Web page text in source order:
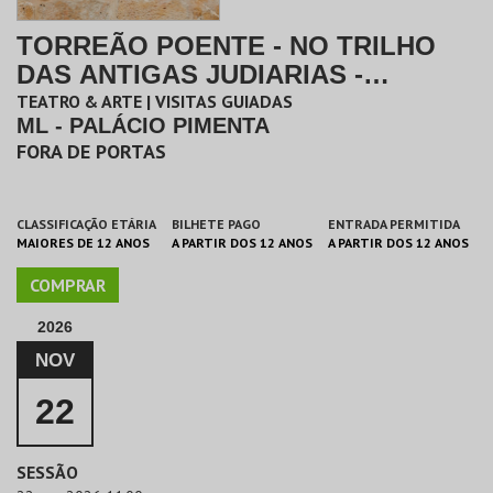
TORREÃO POENTE - NO TRILHO
DAS ANTIGAS JUDIARIAS -
PERCURSO
TEATRO & ARTE | VISITAS GUIADAS
ML - PALÁCIO PIMENTA
FORA DE PORTAS
CLASSIFICAÇÃO ETÁRIA
MAIORES DE 12 ANOS
BILHETE PAGO
A PARTIR DOS 12 ANOS
ENTRADA PERMITIDA
A PARTIR DOS 12 ANOS
COMPRAR
2026
NOV
22
SESSÃO